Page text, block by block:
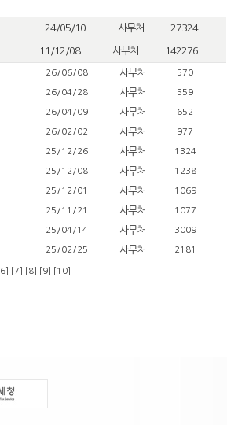
24/05/10 사무처 27324
11/12/08 사무처 142276
26/06/08 사무처 570
26/04/28 사무처 559
26/04/09 사무처 652
26/02/02 사무처 977
25/12/26 사무처 1324
25/12/08 사무처 1238
25/12/01 사무처 1069
25/11/21 사무처 1077
25/04/14 사무처 3009
25/02/25 사무처 2181
[6] [7] [8] [9] [10]